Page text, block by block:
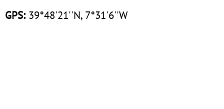
GPS:39°48'21''N, 7°31'6''W